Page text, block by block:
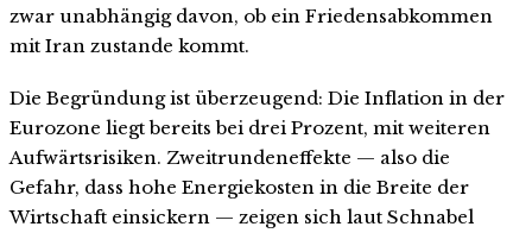
zwar unabhängig davon, ob ein Friedensabkommen
mit Iran zustande kommt.
Die Begründung ist überzeugend: Die Inflation in der
Eurozone liegt bereits bei drei Prozent, mit weiteren
Aufwärtsrisiken. Zweitrundeneffekte — also die
Gefahr, dass hohe Energiekosten in die Breite der
Wirtschaft einsickern — zeigen sich laut Schnabel